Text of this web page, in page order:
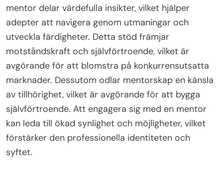
driver affärsframgång och innovation.
Hur kan mentorskap främja tillväxt och
självförtroende?
Mentorskap ökar avsevärt tillväxt och
självförtroende för kvinnliga entreprenörer. Det ger
vägledning, ansvar och nätverksmöjligheter. En
mentor delar värdefulla insikter, vilket hjälper
adepter att navigera genom utmaningar och
utveckla färdigheter. Detta stöd främjar
motståndskraft och självförtroende, vilket är